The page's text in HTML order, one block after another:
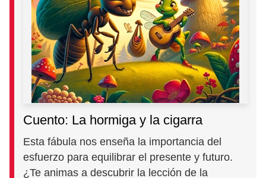
Cuento: La hormiga y la cigarra
Esta fábula nos enseña la importancia del
esfuerzo para equilibrar el presente y futuro.
¿Te animas a descubrir la lección de la